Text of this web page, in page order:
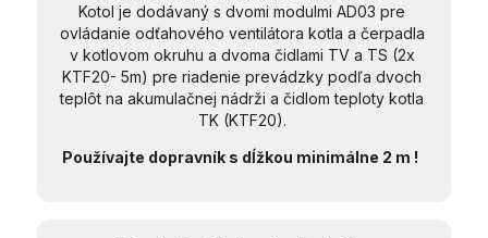
Kotol je dodávaný s dvomi modulmi AD03 pre
ovládanie odťahového ventilátora kotla a čerpadla
v kotlovom okruhu a dvoma čidlami TV a TS (2x
KTF20- 5m) pre riadenie prevádzky podľa dvoch
teplôt na akumulačnej nádrži a čidlom teploty kotla
TK (KTF20).
Používajte dopravník s dĺžkou minimálne 2 m !